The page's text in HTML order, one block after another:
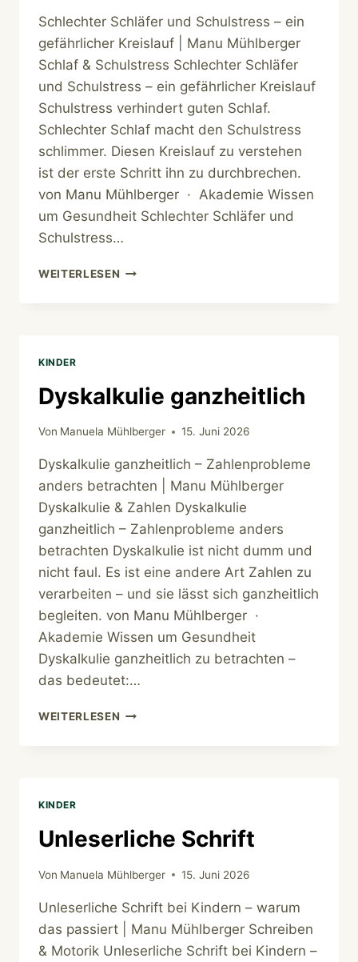
Schlechter Schläfer und Schulstress – ein
gefährlicher Kreislauf | Manu Mühlberger
Schlaf & Schulstress Schlechter Schläfer
und Schulstress – ein gefährlicher Kreislauf
Schulstress verhindert guten Schlaf.
Schlechter Schlaf macht den Schulstress
schlimmer. Diesen Kreislauf zu verstehen
ist der erste Schritt ihn zu durchbrechen.
von Manu Mühlberger · Akademie Wissen
um Gesundheit Schlechter Schläfer und
Schulstress…
WEITERLESEN SCHLAF-
KINDER
Dyskalkulie ganzheitlich
Von Manuela Mühlberger 15. Juni 2026
Dyskalkulie ganzheitlich – Zahlenprobleme
anders betrachten | Manu Mühlberger
Dyskalkulie & Zahlen Dyskalkulie
ganzheitlich – Zahlenprobleme anders
betrachten Dyskalkulie ist nicht dumm und
nicht faul. Es ist eine andere Art Zahlen zu
verarbeiten – und sie lässt sich ganzheitlich
begleiten. von Manu Mühlberger ·
Akademie Wissen um Gesundheit
Dyskalkulie ganzheitlich zu betrachten –
das bedeutet:…
WEITERLESEN DYSKALKULIE
KINDER
Unleserliche Schrift
Von Manuela Mühlberger 15. Juni 2026
Unleserliche Schrift bei Kindern – warum
das passiert | Manu Mühlberger Schreiben
& Motorik Unleserliche Schrift bei Kindern –